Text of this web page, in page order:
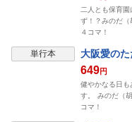
二人とも保育
ず！？みのだ（
４コマ！
単行本 大阪愛の
649円
健やかなる日
す。 みのだ（
コマ！